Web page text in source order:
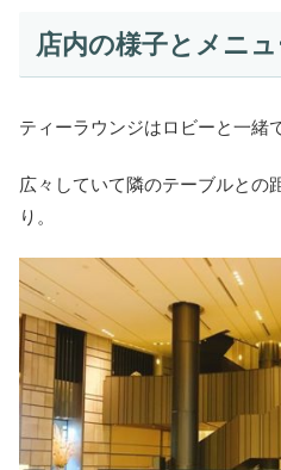
店内の様子とメニ
ティーラウンジはロビーと一緒
広々していて隣のテーブルとの
り。